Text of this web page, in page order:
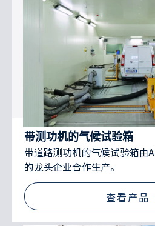
带测功机的气候试验箱
带道路测功机的气候试验箱由
的龙头企业合作生产。
查看产品